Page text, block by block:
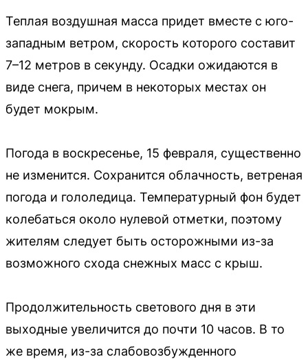
Теплая воздушная масса придет вместе с юго-
западным ветром, скорость которого составит
7–12 метров в секунду. Осадки ожидаются в
виде снега, причем в некоторых местах он
будет мокрым.
Погода в воскресенье, 15 февраля, существенно
не изменится. Сохранится облачность, ветреная
погода и гололедица. Температурный фон будет
колебаться около нулевой отметки, поэтому
жителям следует быть осторожными из-за
возможного схода снежных масс с крыш.
Продолжительность светового дня в эти
выходные увеличится до почти 10 часов. В то
же время, из-за слабовозбужденного